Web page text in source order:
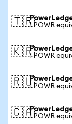
🇹🇷1 POWR
🇰🇷1 POWR
🇷🇺1 POWR
🇨🇦1 POWR